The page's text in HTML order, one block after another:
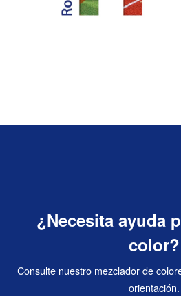
¿Necesita ayuda
color?
Consulte nuestro mezclador de
orientación.